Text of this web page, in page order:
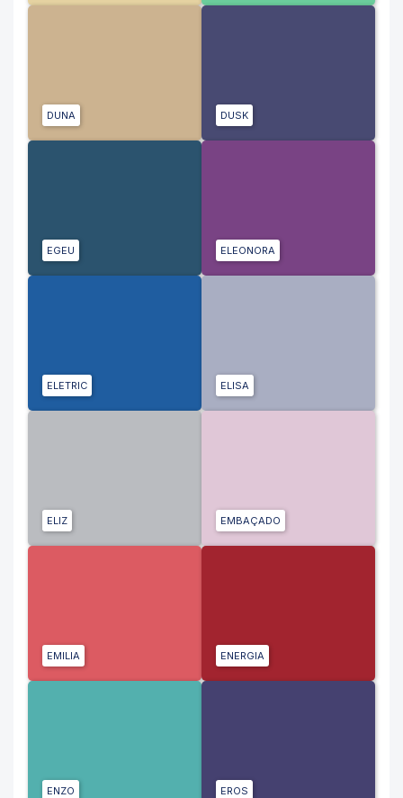
DUNA DUSK
EGEU ELEONORA
ELETRIC ELISA
ELIZ EMBAÇADO
EMILIA ENERGIA
ENZO EROS